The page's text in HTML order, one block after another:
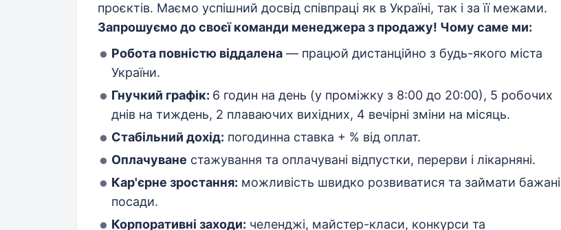
проєктів. Маємо успішний досвід співпраці як в Україні, так і за її межами.
Запрошуємо до своєї команди менеджера з продажу! Чому саме ми:
Робота повністю віддалена — працюй дистанційно з будь-якого міста
України.
Гнучкий графік: 6 годин на день (у проміжку з 8:00 до 20:00), 5 робочих
днів на тиждень, 2 плаваючих вихідних, 4 вечірні зміни на місяць.
Стабільний дохід: погодинна ставка + % від оплат.
Оплачуване стажування та оплачувані відпустки, перерви і лікарняні.
Кар'єрне зростання: можливість швидко розвиватися та займати бажані
посади.
Корпоративні заходи: челенджі, майстер-класи, конкурси та